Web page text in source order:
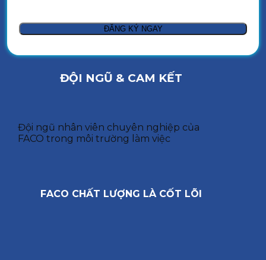
ĐỘI NGŨ & CAM KẾT
Đội ngũ nhân viên chuyên nghiệp của
FACO trong môi trường làm việc
FACO CHẤT LƯỢNG LÀ CỐT LÕI